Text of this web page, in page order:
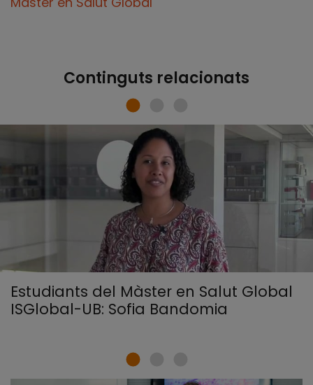
Continguts relacionats
Estudiants del Màster en Salut Global
ISGlobal-UB: Sofia Bandomia